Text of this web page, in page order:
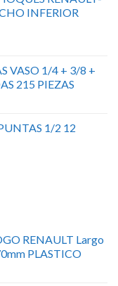
INFERIOR
VASO 1/4 + 3/8 +
215 PIEZAS
1/2 12
RENAULT Largo
PLASTICO